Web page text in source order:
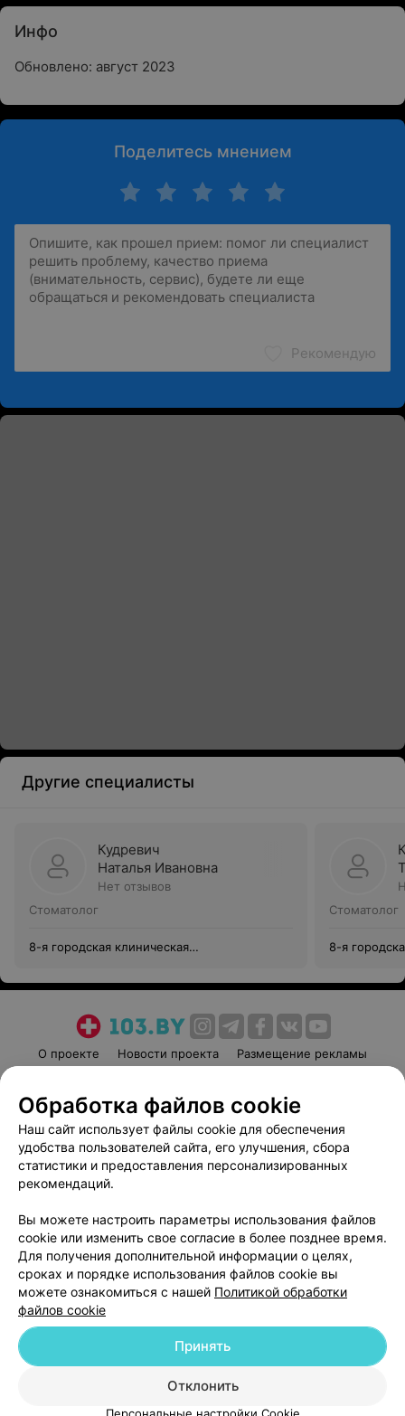
Инфо
Обновлено: август 2023
Поделитесь мнением
Рекомендую
Другие специалисты
Кудревич
Наталья Ивановна
Нет отзывов
Стоматолог
8-я городская клиническая
Стоматолог
8-я
О проекте Новости проекта
Размещение рекламы
Пользовательское соглашение
Способы оплаты
Вакансии
Партнеры
Написать руководителю 103.by
Обработка персональных данных
© 2026 ООО «Артокс Лаб», УНП 191700409
| 220012, Республика Беларусь,
Служба поддержки +375 291212755
Обработка файлов cookie
Наш сайт использует файлы cookie для обеспечения
удобства пользователей сайта, его улучшения, сбора
статистики и предоставления персонализированных
рекомендаций.
Вы можете настроить параметры использования файлов
cookie или изменить свое согласие в более позднее время.
Для получения дополнительной информации о целях,
сроках и порядке использования файлов cookie вы
можете ознакомиться с нашей Политикой обработки
файлов cookie
Отклонить
Принять